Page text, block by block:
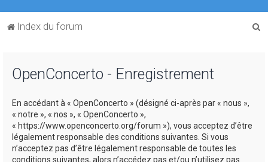
Index du forum
OpenConcerto - Enregistrement
En accédant à « OpenConcerto » (désigné ci-après par « nous »,
« notre », « nos », « OpenConcerto »,
« https://www.openconcerto.org/forum »), vous acceptez d’être
légalement responsable des conditions suivantes. Si vous
n’acceptez pas d’être légalement responsable de toutes les
conditions suivantes, alors n’accédez pas et/ou n’utilisez pas